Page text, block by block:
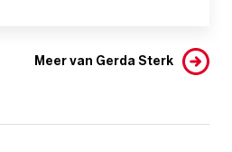
Meer van Gerda Sterk